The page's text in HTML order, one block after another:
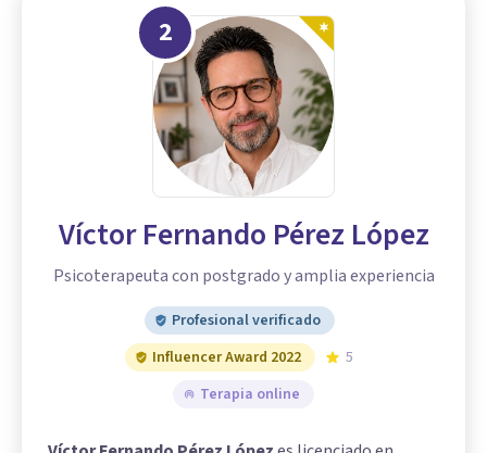
2
Víctor Fernando Pérez López
Psicoterapeuta con postgrado y amplia experiencia
Profesional verificado
Influencer Award 2022
5
Terapia online